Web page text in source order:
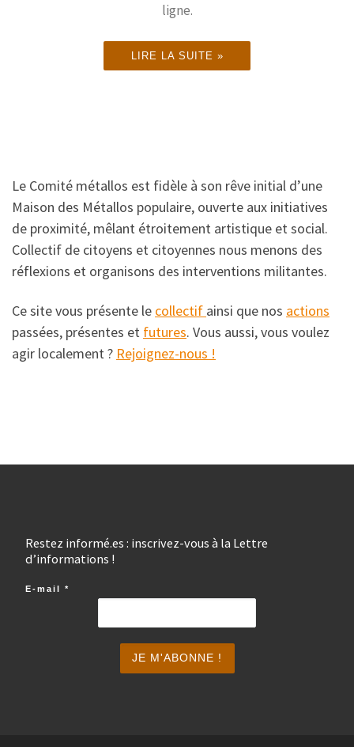
ligne.
LIRE LA SUITE »
Le Comité métallos est fidèle à son rêve initial d’une
Maison des Métallos populaire, ouverte aux initiatives
de proximité, mêlant étroitement artistique et social.
Collectif de citoyens et citoyennes nous menons des
réflexions et organisons des interventions militantes.
Ce site vous présente le collectif ainsi que nos actions
passées, présentes et futures. Vous aussi, vous voulez
agir localement ? Rejoignez-nous !
Restez informé.es : inscrivez-vous à la Lettre
d’informations !
E-mail *